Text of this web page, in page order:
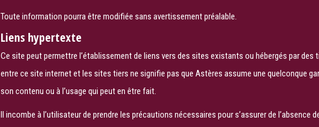
Toute information pourra être modifiée sans avertissement préalable.
Liens hypertexte
Ce site peut permettre l’établissement de liens vers des sites existants ou hébergés par des
entre ce site internet et les sites tiers ne signifie pas que Astères assume une quelconque
son contenu ou à l’usage qui peut en être fait.
Il incombe à l’utilisateur de prendre les précautions nécessaires pour s’assurer de l’absence